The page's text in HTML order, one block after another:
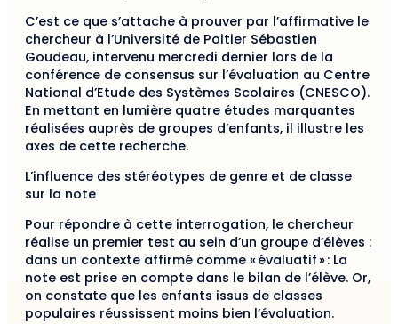
C’est ce que s’attache à prouver par l’affirmative le
chercheur à l’Université de Poitier Sébastien
Goudeau, intervenu mercredi dernier lors de la
conférence de consensus sur l’évaluation au Centre
National d’Etude des Systèmes Scolaires (CNESCO).
En mettant en lumière quatre études marquantes
réalisées auprès de groupes d’enfants, il illustre les
axes de cette recherche.
L’influence des stéréotypes de genre et de classe
sur la note
Pour répondre à cette interrogation, le chercheur
réalise un premier test au sein d’un groupe d’élèves :
dans un contexte affirmé comme « évaluatif » : La
note est prise en compte dans le bilan de l’élève. Or,
on constate que les enfants issus de classes
populaires réussissent moins bien l’évaluation.